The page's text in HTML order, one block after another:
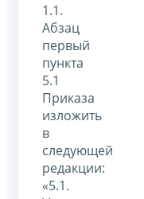
1.1.
Абзац
первый
пункта
5.1
Приказа
изложить
в
следующей
редакции:
«5.1.